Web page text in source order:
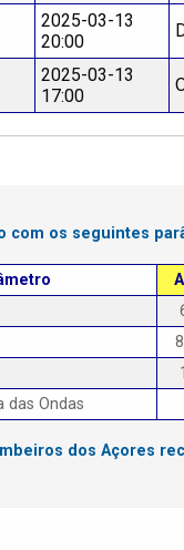
2025-03-13
20:00
2025-03-13
17:00
com os seguintes
das Ondas
dos Açores